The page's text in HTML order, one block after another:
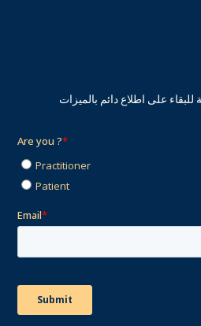
للبقاء على اطلاع دائم بالميزات